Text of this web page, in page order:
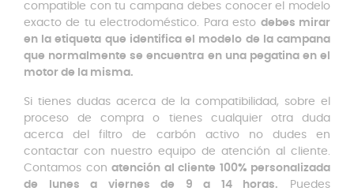
compatible con tu campana debes conocer el modelo
exacto de tu electrodoméstico. Para esto debes mirar
en la etiqueta que identifica el modelo de la campana
que normalmente se encuentra en una pegatina en el
motor de la misma.
Si tienes dudas acerca de la compatibilidad, sobre el
proceso de compra o tienes cualquier otra duda
acerca del filtro de carbón activo no dudes en
contactar con nuestro equipo de atención al cliente.
Contamos con atención al cliente 100% personalizada
de lunes a viernes de 9 a 14 horas.
Puedes